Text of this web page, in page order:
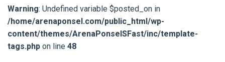
Warning: Undefined variable $posted_on in
/home/arenaponsel.com/public_html/wp-
content/themes/ArenaPonselSFast/inc/template-
tags.php on line 48